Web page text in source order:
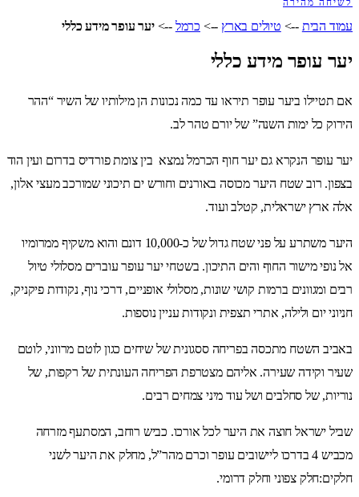
לשיחה מהירה
עמוד הבית --> טיולים בארץ --> כרמל -->יער עופר מידע כללי
יער עופר מידע כללי
אם תטיילו ביער עופר תיראו עד כמה נכונות הן מילותיו של השיר “ההר
הירוק כל ימות השנה” של יורם טהר לב.
יער עופר הנקרא גם יער חוף הכרמל נמצא בין צומת פורדיס בדרום ועין הוד
בצפון. רוב שטח היער מכוסה באורנים וחורש ים תיכוני שמורכב מעצי אלון,
אלה ארץ ישראלית, קטלב ועוד.
היער משתרע על פני שטח גדול של כ-10,000 דונם והוא משקיף ממרומיו
אל נופי מישור החוף והים התיכון. בשטחי יער עופר עוברים מסלולי טיול
רבים ומגוונים ברמות קושי שונות, מסלולי אופניים, דרכי נוף, נקודות פיקניק,
חניוני יום ולילה, אתרי תצפית ונקודות עניין נוספות.
באביב השטח מתכסה בפריחה ססגונית של שיחים כגון לוטם מרווני, לוטם
שעיר וקידה שעירה. אליהם מצטרפת הפריחה העונתית של רקפות, של
נוריות, של סחלבים ושל עוד מיני צמחים רבים.
שביל ישראל חוצה את היער לכל אורכו. כביש רוחב, המסתעף מזרחה
מכביש 4 בדרכו ליישובים עופר וכרם מהר”ל, מחלק את היער לשני
חלקים:חלק צפוני וחלק דרומי.